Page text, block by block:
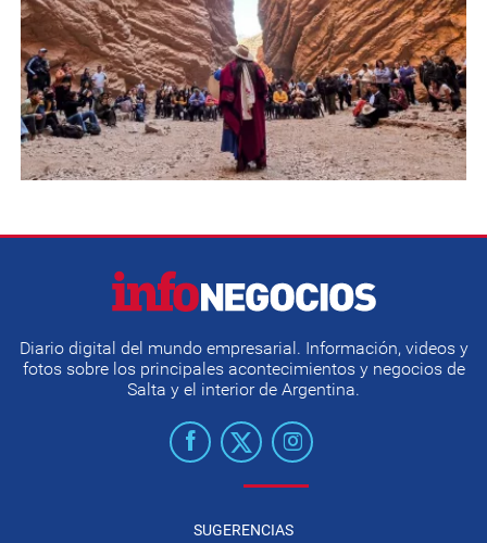
Diario digital del mundo empresarial. Información, videos y
fotos sobre los principales acontecimientos y negocios de
Salta y el interior de Argentina.
SUGERENCIAS